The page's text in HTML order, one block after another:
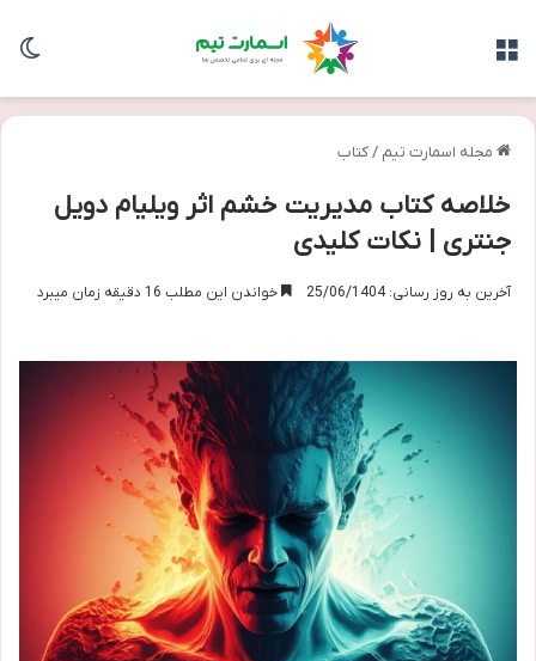
مجله اسمارت تیم /کتاب
خلاصه کتاب مدیریت خشم اثر ویلیام دویل
جنتری | نکات کلیدی
آخرین به روز رسانی: 25/06/1404 خواندن این مطلب 16 دقیقه زمان میبرد